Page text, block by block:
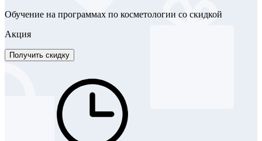
Обучение на программах по косметологии со скидкой
Акция
Получить скидку